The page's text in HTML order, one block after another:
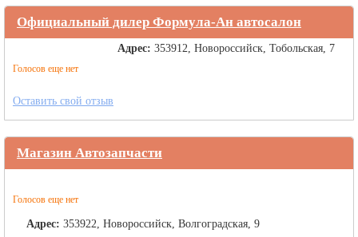
Официальный дилер Формула-Ан автосалон
Голосов еще нет
Адрес: 353912, Новороссийск, Тобольская, 7
Оставить свой отзыв
Магазин Автозапчасти
Голосов еще нет
Адрес: 353922, Новороссийск, Волгоградская, 9